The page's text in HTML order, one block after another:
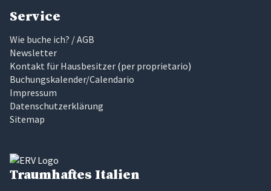
Service
Wie buche ich? / AGB
Newsletter
Kontakt für Hausbesitzer (per proprietario)
Buchungskalender/Calendario
Impressum
Datenschutzerklärung
Sitemap
Traumhaftes Italien